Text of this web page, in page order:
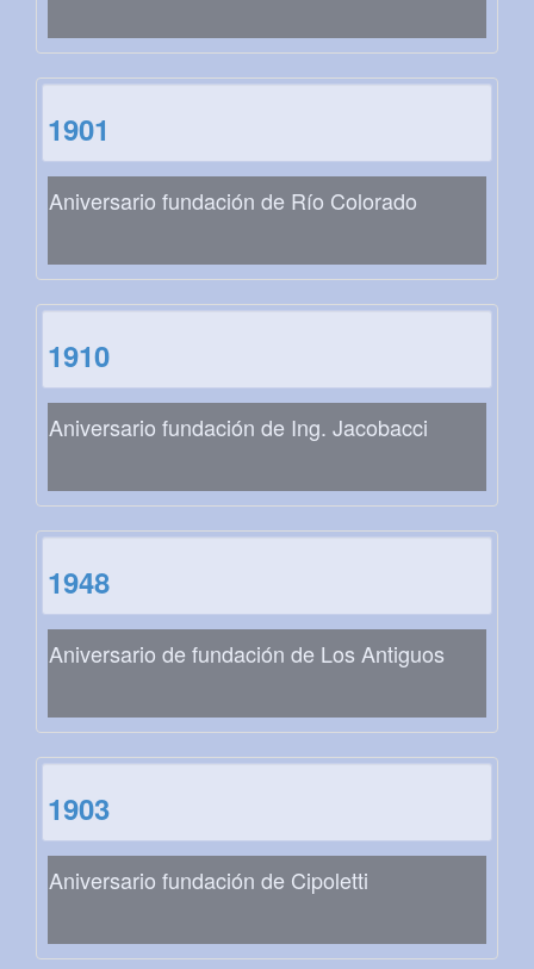
1901
Aniversario fundación de Río Colorado
1910
Aniversario fundación de Ing. Jacobacci
1948
Aniversario de fundación de Los Antiguos
1903
Aniversario fundación de Cipoletti